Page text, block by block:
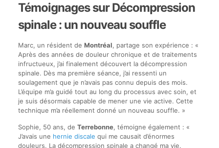
Témoignages sur Décompression
spinale : un nouveau souffle
Marc, un résident de Montréal, partage son expérience : «
Après des années de douleur chronique et de traitements
infructueux, j’ai finalement découvert la décompression
spinale. Dès ma première séance, j’ai ressenti un
soulagement que je n’avais pas connu depuis des mois.
L’équipe m’a guidé tout au long du processus avec soin, et
je suis désormais capable de mener une vie active. Cette
technique m’a réellement donné un nouveau souffle. »
Sophie, 50 ans, de Terrebonne, témoigne également : «
J’avais une hernie discale qui me causait d’énormes
douleurs. La décompression spinale a changé ma vie.